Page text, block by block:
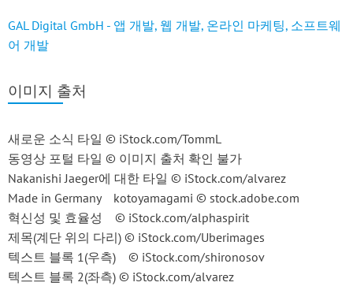
GAL Digital GmbH - 앱 개발, 웹 개발, 온라인 마케팅, 소프트웨
어 개발
이미지 출처
새로운 소식 타일 © iStock.com/TommL
동영상 포털 타일 © 이미지 출처 확인 불가
Nakanishi Jaeger에 대한 타일 © iStock.com/alvarez
Made in Germany kotoyamagami © stock.adobe.com
혁신성 및 효율성 © iStock.com/alphaspirit
제목(계단 위의 다리) © iStock.com/Uberimages
텍스트 블록 1(우측) © iStock.com/shironosov
텍스트 블록 2(좌측) © iStock.com/alvarez